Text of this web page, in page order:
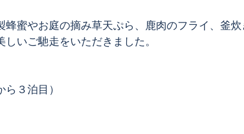
蜂蜜やお庭の摘み草天ぷら、鹿肉のフライ、釜炊
いご馳走をいただきました。
３泊目）